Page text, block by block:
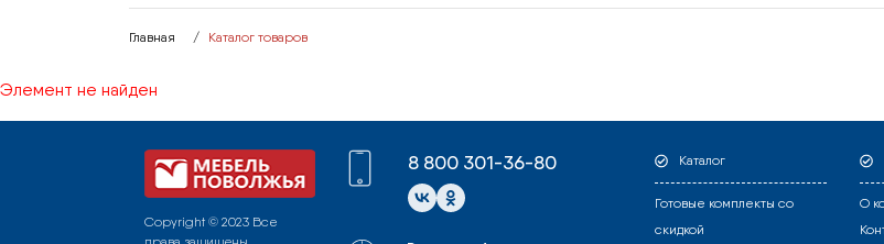
Главная Каталог товаров
Элемент не найден
Copyright © 2023 Все
8 800 301-36-80 Каталог
Готовые комплекты со
скидкой
О